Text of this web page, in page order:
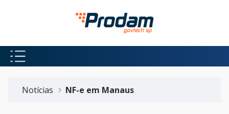
Pular para o Conteúdo principal
Notícias
NF-e em Manaus